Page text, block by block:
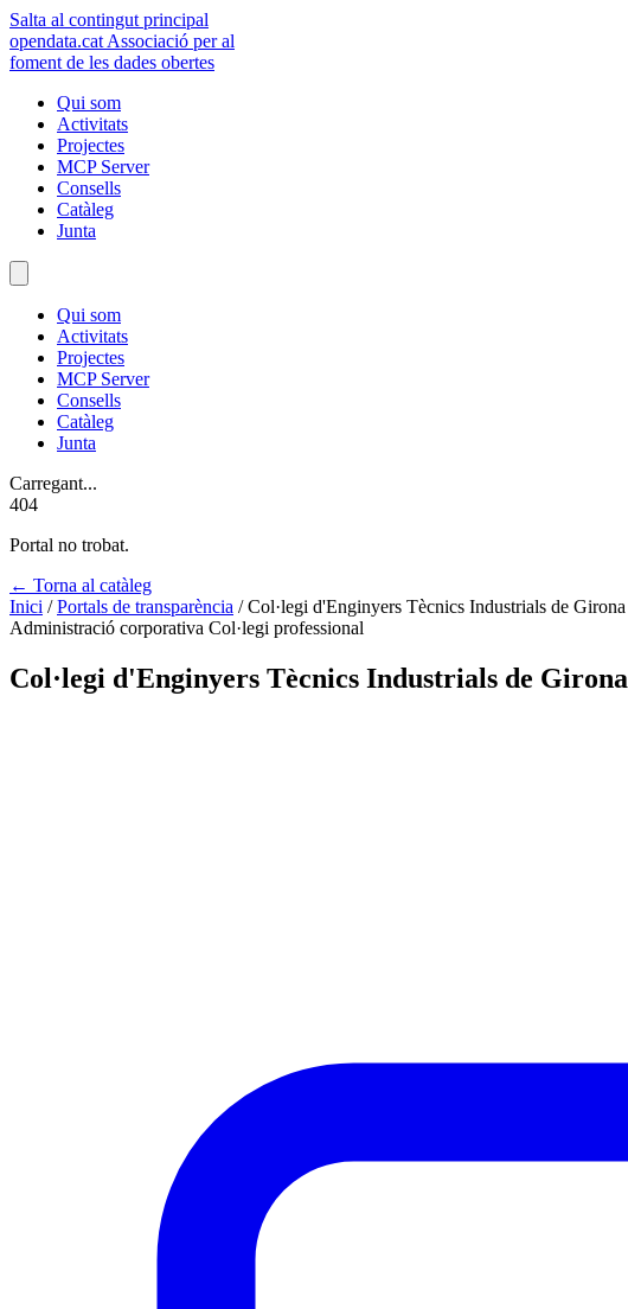
Salta al contingut principal
opendata.cat Associació per al
foment de les dades obertes
Qui som
Activitats
Projectes
MCP Server
Consells
Catàleg
Junta
Qui som
Activitats
Projectes
MCP Server
Consells
Catàleg
Junta
Carregant...
404
Portal no trobat.
← Torna al catàleg
Inici / Portals de transparència / Col·legi d'Enginyers Tècnics Industrials de Girona
Administració corporativa Col·legi professional
Col·legi d'Enginyers Tècnics Industrials de Girona